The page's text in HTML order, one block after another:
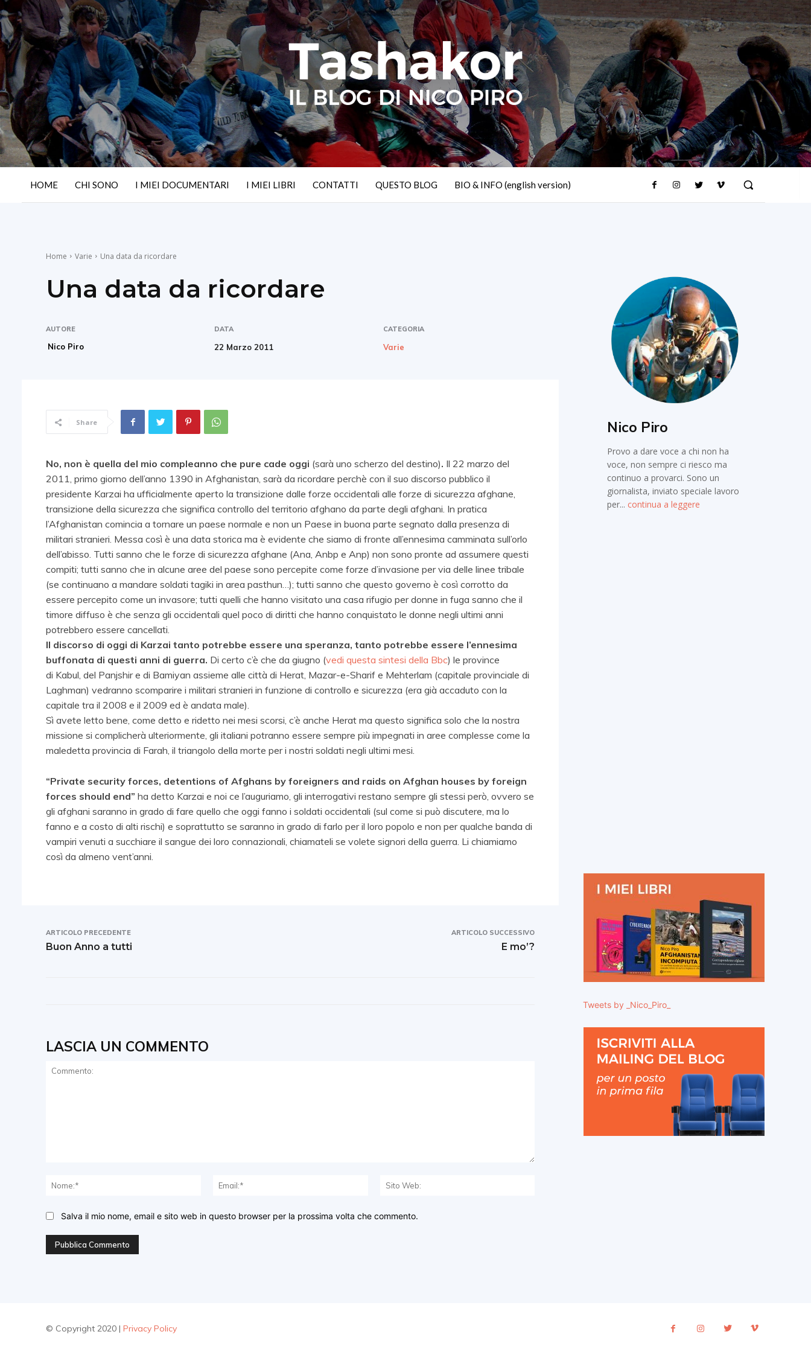
HOME CHI SONO I MIEI DOCUMENTARI I MIEI LIBRI CONTATTI QUESTO BLOG BIO & INFO (english version)
Home Varie Una data da ricordare
Una data da ricordare
AUTORE
Nico Piro
DATA
22 Marzo 2011
CATEGORIA
Varie
Share
No, non è quella del mio compleanno che pure cade oggi (sarà uno scherzo del destino). Il 22 marzo del
2011, primo giorno dell’anno 1390 in Afghanistan, sarà da ricordare perchè con il suo discorso pubblico il
presidente Karzai ha ufficialmente aperto la transizione dalle forze occidentali alle forze di sicurezza afghane,
transizione della sicurezza che significa controllo del territorio afghano da parte degli afghani. In pratica
l’Afghanistan comincia a tornare un paese normale e non un Paese in buona parte segnato dalla presenza di
militari stranieri. Messa così è una data storica ma è evidente che siamo di fronte all’ennesima camminata sull’orlo
dell’abisso. Tutti sanno che le forze di sicurezza afghane (Ana, Anbp e Anp) non sono pronte ad assumere questi
compiti; tutti sanno che in alcune aree del paese sono percepite come forze d’invasione per via delle linee tribale
(se continuano a mandare soldati tagiki in area pasthun…); tutti sanno che questo governo è così corrotto da
essere percepito come un invasore; tutti quelli che hanno visitato una casa rifugio per donne in fuga sanno che il
timore diffuso è che senza gli occidentali quel poco di diritti che hanno conquistato le donne negli ultimi anni
potrebbero essere cancellati.
Il discorso di oggi di Karzai tanto potrebbe essere una speranza, tanto potrebbe essere l’ennesima
buffonata di questi anni di guerra. Di certo c’è che da giugno (vedi questa sintesi della Bbc) le province
di Kabul, del Panjshir e di Bamiyan assieme alle città di Herat, Mazar-e-Sharif e Mehterlam (capitale provinciale di
Laghman) vedranno scomparire i militari stranieri in funzione di controllo e sicurezza (era già accaduto con la
capitale tra il 2008 e il 2009 ed è andata male).
Sì avete letto bene, come detto e ridetto nei mesi scorsi, c’è anche Herat ma questo significa solo che la nostra
missione si complicherà ulteriormente, gli italiani potranno essere sempre più impegnati in aree complesse come la
maledetta provincia di Farah, il triangolo della morte per i nostri soldati negli ultimi mesi.
“Private security forces, detentions of Afghans by foreigners and raids on Afghan houses by foreign
forces should end” ha detto Karzai e noi ce l’auguriamo, gli interrogativi restano sempre gli stessi però, ovvero se
gli afghani saranno in grado di fare quello che oggi fanno i soldati occidentali (sul come si può discutere, ma lo
fanno e a costo di alti rischi) e soprattutto se saranno in grado di farlo per il loro popolo e non per qualche banda di
vampiri venuti a succhiare il sangue dei loro connazionali, chiamateli se volete signori della guerra. Li chiamiamo
così da almeno vent’anni.
ARTICOLO PRECEDENTE
Buon Anno a tutti
ARTICOLO SUCCESSIVO
E mo’?
LASCIA UN COMMENTO
Nome:*
Email:*
Salva il mio nome, email e sito web in questo browser per la prossima volta che commento.
Nico Piro
Provo a dare voce a chi non ha
voce, non sempre ci riesco ma
continuo a provarci. Sono un
giornalista, inviato speciale lavoro
per... continua a leggere
Tweets by _Nico_Piro_
© Copyright 2020 | Privacy Policy